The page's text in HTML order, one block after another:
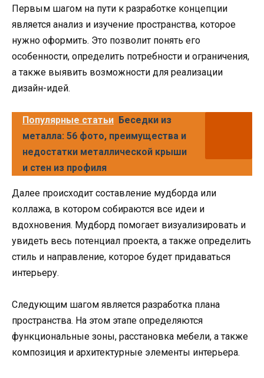
Первым шагом на пути к разработке концепции
является анализ и изучение пространства, которое
нужно оформить. Это позволит понять его
особенности, определить потребности и ограничения,
а также выявить возможности для реализации
дизайн-идей.
Популярные статьи Беседки из
металла: 56 фото, преимущества и
недостатки металлической крыши
и стен из профиля
Далее происходит составление мудборда или
коллажа, в котором собираются все идеи и
вдохновения. Мудборд помогает визуализировать и
увидеть весь потенциал проекта, а также определить
стиль и направление, которое будет придаваться
интерьеру.
Следующим шагом является разработка плана
пространства. На этом этапе определяются
функциональные зоны, расстановка мебели, а также
композиция и архитектурные элементы интерьера.